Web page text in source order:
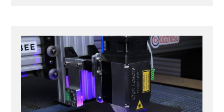
的公司，並於適當價格買入後耐心持
有，無須頻繁調整持股，即可獲得長
期優異報酬。這種簡潔而堅定的投資
哲學，不僅體現出他的實務智慧，也
為本次策略回測提供了明確且具有歷